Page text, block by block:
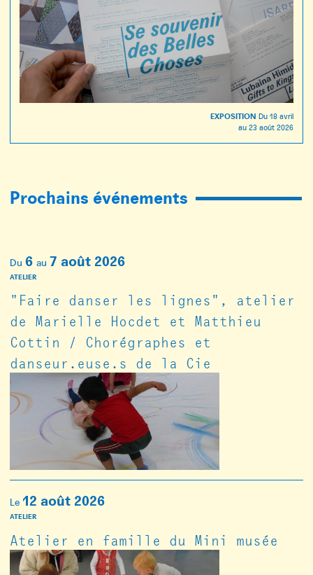
EXPOSITION Du 18 avril
au 23 août 2026
Prochains événements
Du 6 au 7 août 2026
ATELIER
"Faire danser les lignes", atelier
de Marielle Hocdet et Matthieu
Cottin / Chorégraphes et
danseur.euse.s de la Cie
Le 12 août 2026
ATELIER
Atelier en famille du Mini musée